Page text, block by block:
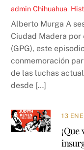
admin Chihuahua
Alberto Murga A
Ciudad Madera
(GPG), este
conmemoración
de las luchas
desde […]
13
¡Que